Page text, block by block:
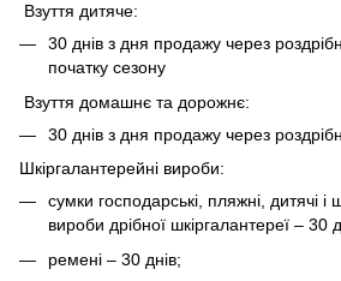
Взуття дитяче:
30 днів з дня продажу через
початку сезону
Взуття домашнє та дорожнє:
30 днів з дня продажу через
Шкіргалантерейні вироби:
сумки господарські, пляжні, дитячі і
вироби дрібної шкіргалантереї – 30
ремені – 30 днів;